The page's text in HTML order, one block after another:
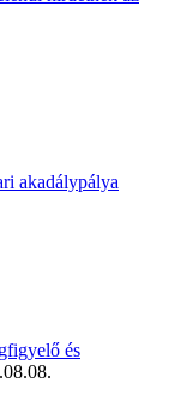
akadálypálya
és